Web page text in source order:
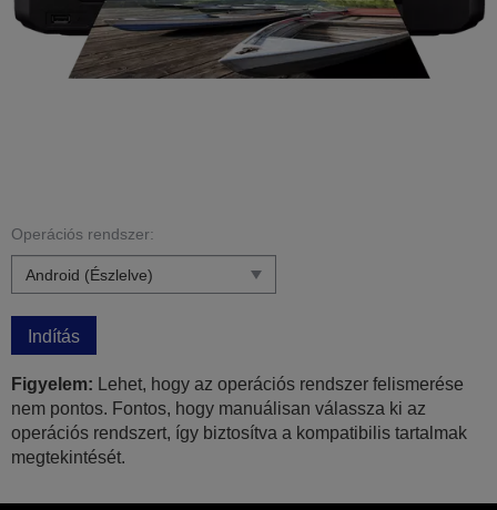
Operációs rendszer:
Indítás
Figyelem: Lehet, hogy az operációs rendszer felismerése
nem pontos. Fontos, hogy manuálisan válassza ki az
operációs rendszert, így biztosítva a kompatibilis tartalmak
megtekintését.